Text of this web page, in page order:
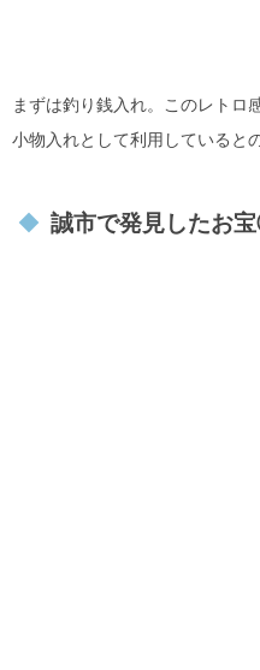
まずは釣り銭入れ。このレトロ
小物入れとして利用していると
誠市で発見したお